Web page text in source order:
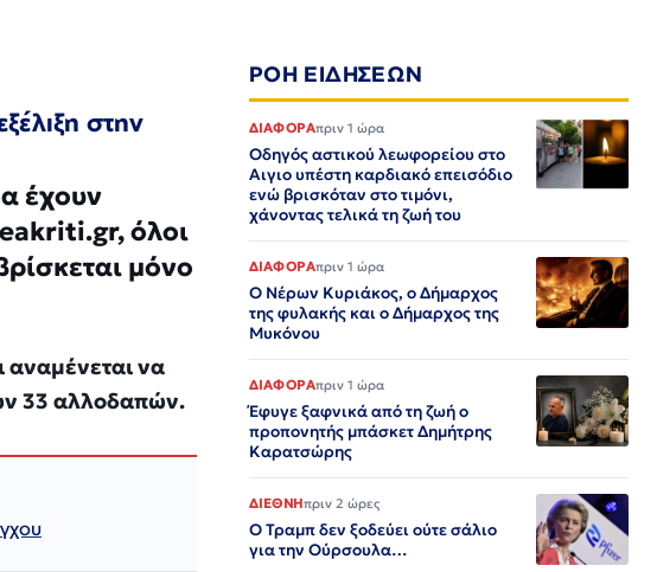
στην
έχουν
όλοι
μόνο
αναμένεται να
33 αλλοδαπών.
ΡΟΗ ΕΙΔΗΣΕΩΝ
ΔΙΑΦΟΡΑπριν 1 ώρα
Οδηγός αστικού λεωφορείου στο
Αιγιο υπέστη καρδιακό επεισόδιο
ενώ βρισκόταν στο τιμόνι,
χάνοντας τελικά τη ζωή του
ΔΙΑΦΟΡΑπριν 1 ώρα
Ο Νέρων Κυριάκος, o Δήμαρχος
της φυλακής και ο Δήμαρχος της
Μυκόνου
ΔΙΑΦΟΡΑπριν 1 ώρα
Έφυγε ξαφνικά από τη ζωή ο
προπονητής μπάσκετ Δημήτρης
Καρατσώρης
ΔΙΕΘΝΗπριν 2 ώρες
Ο Τραμπ δεν ξοδεύει ούτε σάλιο
για την Ούρσουλα…